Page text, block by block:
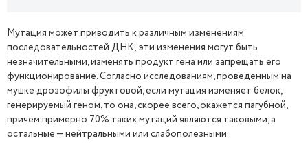
Мутация может приводить к различным изменениям
последовательностей ДНК; эти изменения могут быть
незначительными, изменять продукт гена или запрещать его
функционирование. Согласно исследованиям, проведенным на
мушке дрозофилы фруктовой, если мутация изменяет белок,
генерируемый геном, то она, скорее всего, окажется пагубной,
причем примерно 70% таких мутаций являются таковыми, а
остальные — нейтральными или слабополезными.